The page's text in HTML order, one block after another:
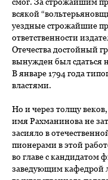
всякой
уездные строжайшие
ответственности
Отечества достойный
вынужден был сдаться
В январе 1794 года
властями.
Но и через толщу
имя Рахманинова не
засияло в
пионерами в этой
во главе с кандидатом
заведующим кафедрой